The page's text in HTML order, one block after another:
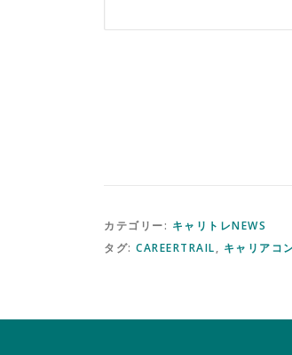
カテゴリー: キャリトレNEWS
タグ: CAREERTRAIL, キャリアコ